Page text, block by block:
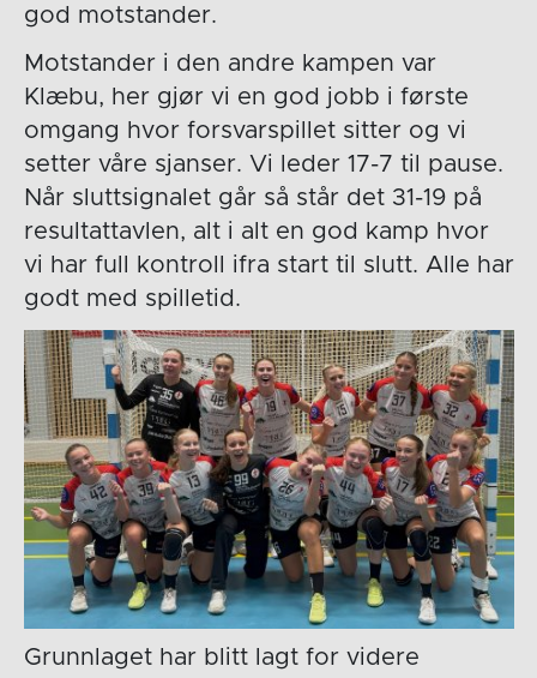
god motstander.
Motstander i den andre kampen var
Klæbu, her gjør vi en god jobb i første
omgang hvor forsvarspillet sitter og vi
setter våre sjanser. Vi leder 17-7 til pause.
Når sluttsignalet går så står det 31-19 på
resultattavlen, alt i alt en god kamp hvor
vi har full kontroll ifra start til slutt. Alle har
godt med spilletid.
Grunnlaget har blitt lagt for videre